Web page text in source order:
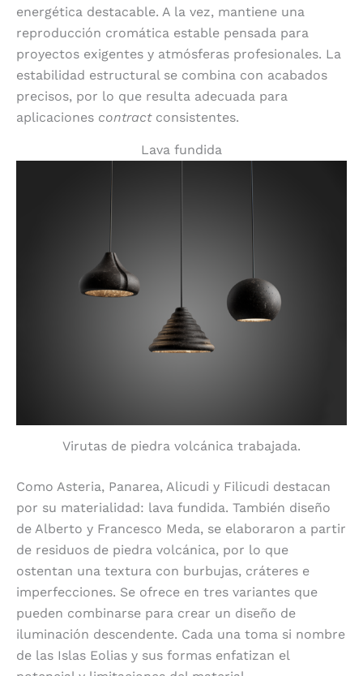
energética destacable. A la vez, mantiene una
reproducción cromática estable pensada para
proyectos exigentes y atmósferas profesionales. La
estabilidad estructural se combina con acabados
precisos, por lo que resulta adecuada para
aplicaciones contractconsistentes.
Lava fundida
Virutas de piedra volcánica trabajada.
Como Asteria, Panarea, Alicudi y Filicudi destacan
por su materialidad: lava fundida. También diseño
de Alberto y Francesco Meda, se elaboraron a partir
de residuos de piedra volcánica, por lo que
ostentan una textura con burbujas, cráteres e
imperfecciones. Se ofrece en tres variantes que
pueden combinarse para crear un diseño de
iluminación descendente. Cada una toma si nombre
de las Islas Eolias y sus formas enfatizan el